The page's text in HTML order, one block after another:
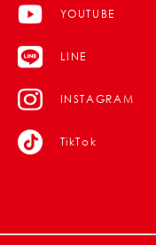
YOUTUBE
LINE
INSTAGRAM
TikTok